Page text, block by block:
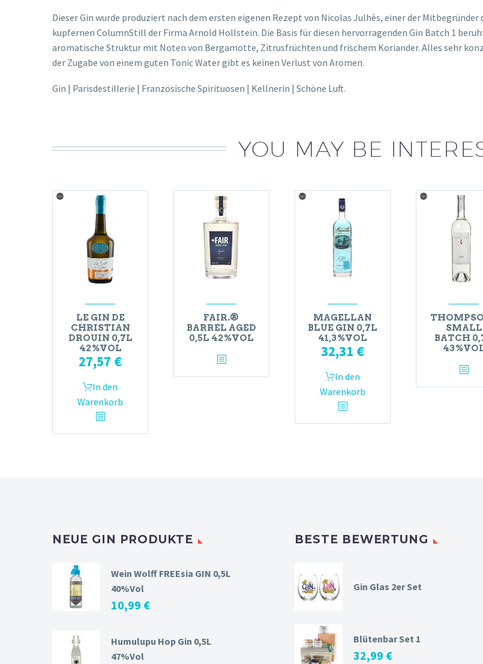
Dieser Gin wurde produziert nach dem ersten eigenen Rezept von Nicolas Julhès, einer der
kupfernen ColumnStill der Firma Arnold Hollstein. Die Basis für diesen hervorragenden Gin Batch 1
aromatische Struktur mit Noten von Bergamotte, Zitrusfrüchten und frischem Koriander. Alles sehr
der Zugabe von einem guten Tonic Water gibt es keinen Verlust von Aromen.
Gin | Parisdestillerie | Französische Spirituosen | Kellnerin | Schöne Luft.
YOU MAY BE
LE GIN DE
CHRISTIAN
DROUIN 0,7L
42%VOL
27,57 €
In den
Warenkorb
FAIR.®
BARREL AGED
0,5L 42%VOL
MAGELLAN
BLUE GIN 0,7L
41,3%VOL
32,31 €
In den
Warenkorb
SMALL
BATCH
NEUE GIN PRODUKTE
Wein Wolff FREEsia GIN 0,5L
40%Vol
10,99 €
Humulupu Hop Gin 0,5L
47%Vol
BESTE BEWERTUNG
Gin Glas 2er Set
Blütenbar Set 1
32,99 €